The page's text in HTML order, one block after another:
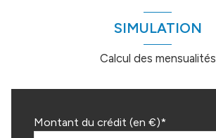
SIMULATION
Calcul des mensualités
Montant du crédit (en €)*